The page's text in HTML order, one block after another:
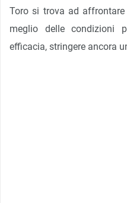
Toro si trova ad
meglio delle condizioni
efficacia, stringere ancora